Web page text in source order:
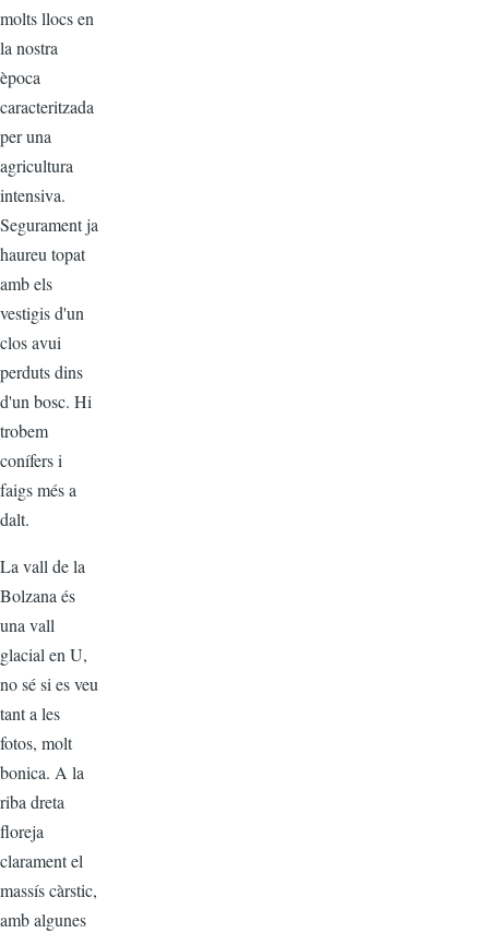
molts llocs en
la nostra
època
caracteritzada
per una
agricultura
intensiva.
Segurament ja
haureu topat
amb els
vestigis d'un
clos avui
perduts dins
d'un bosc. Hi
trobem
conífers i
faigs més a
dalt.
La vall de la
Bolzana és
una vall
glacial en U,
no sé si es veu
tant a les
fotos, molt
bonica. A la
riba dreta
floreja
clarament el
massís càrstic,
amb algunes